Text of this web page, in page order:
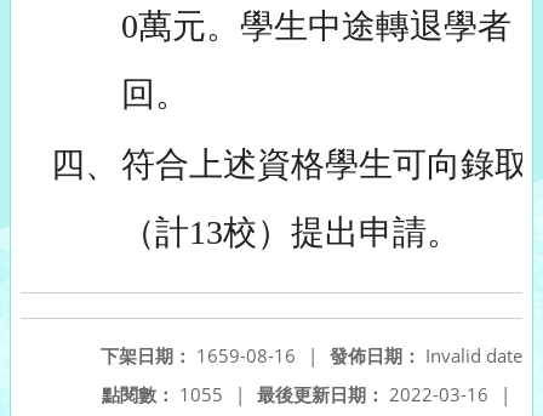
0萬元。學生中途轉退學者
回。
四、 符合上述資格學生可向錄取
（計13校）提出申請。
發佈日期： Invalid date
下架日期： 1659-08-16
|
最後更新日期： 2022-03-16 |
點閱數： 1055 |